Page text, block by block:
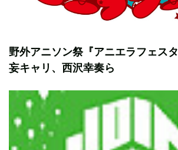
野外アニソン祭『アニエラフェス
妄キャリ、西沢幸奏ら